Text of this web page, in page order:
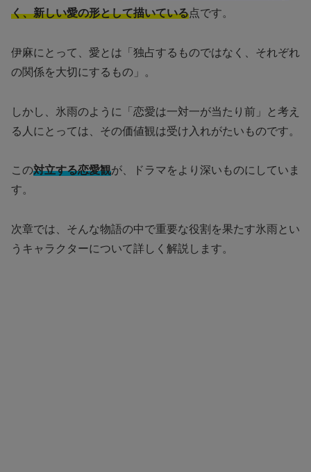
く、新しい愛の形として描いている点です。
伊麻にとって、愛とは「独占するものではなく、それぞれ
の関係を大切にするもの」。
しかし、氷雨のように「恋愛は一対一が当たり前」と考え
る人にとっては、その価値観は受け入れがたいものです。
この対立する恋愛観が、ドラマをより深いものにしていま
す。
次章では、そんな物語の中で重要な役割を果たす氷雨とい
うキャラクターについて詳しく解説します。